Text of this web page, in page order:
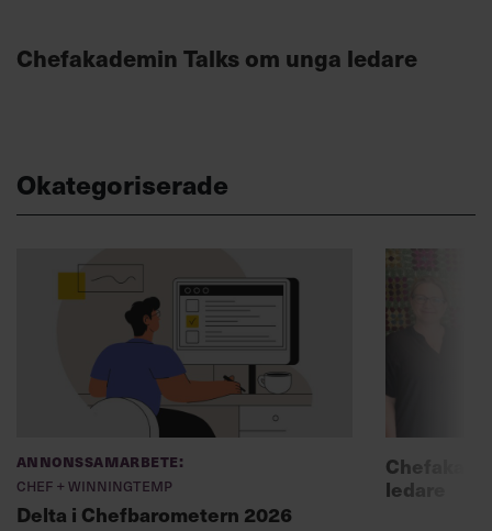
Chefakademin Talks om unga ledare
Okategoriserade
Annonssamarbete:
Chef + Winningtemp
Delta i Chefbarometern 2026
ledare